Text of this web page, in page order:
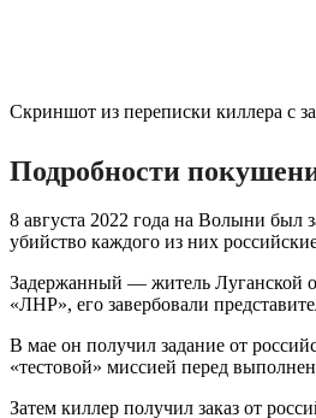
Скриншот из переписки киллера с
Подробности
8 августа 2022 года на Волыни был
убийство каждого из них
Задержанный — житель Луганской
«ЛНР», его завербовали
В мае он получил задание от
«тестовой» миссией перед
Затем киллер получил заказ от